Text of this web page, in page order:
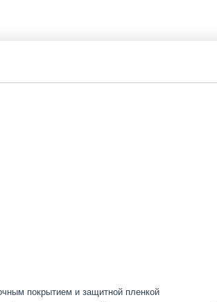
покрытием и защитной пленкой